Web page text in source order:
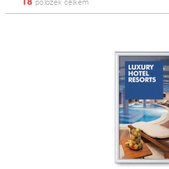
položek celkem